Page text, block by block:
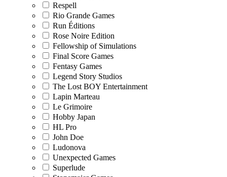
Respell
Rio Grande Games
Run Éditions
Rose Noire Edition
Fellowship of Simulations
Final Score Games
Fentasy Games
Legend Story Studios
The Lost BOY Entertainment
Lapin Marteau
Le Grimoire
Hobby Japan
HL Pro
John Doe
Ludonova
Unexpected Games
Superlude